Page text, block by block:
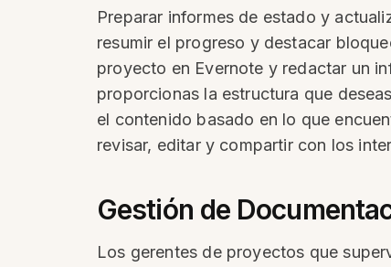
Preparar informes de estado y
resumir el progreso y destacar
proyecto en Evernote y redactar un
proporcionas la estructura que
el contenido basado en lo que
revisar, editar y compartir con los
Gestión de
Los gerentes de proyectos que